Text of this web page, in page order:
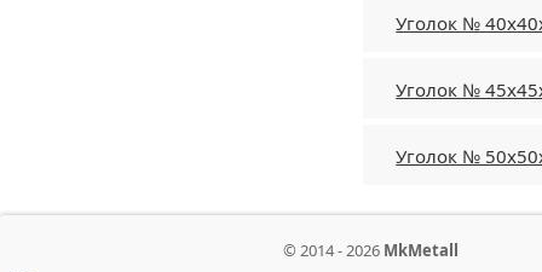
Уголок №
Уголок №
Уголок №
© 2014 - 2026 MkMetall